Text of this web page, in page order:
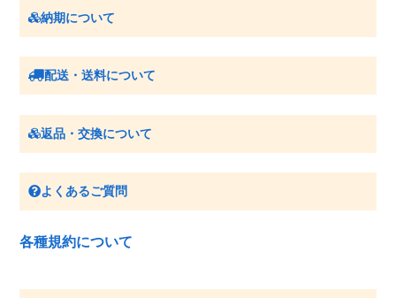
納期について
配送・送料について
返品・交換について
よくあるご質問
各種規約について